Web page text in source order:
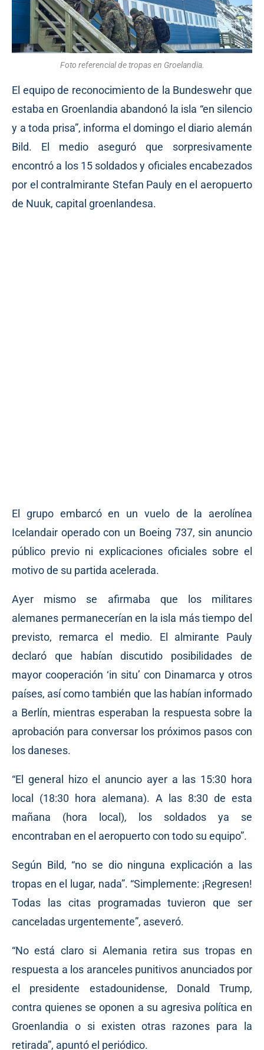
Foto referencial de tropas en Groelandia.
El equipo de reconocimiento de la Bundeswehr que
estaba en Groenlandia abandonó la isla “en silencio
y a toda prisa”, informa el domingo el diario alemán
Bild. El medio aseguró que sorpresivamente
encontró a los 15 soldados y oficiales encabezados
por el contralmirante Stefan Pauly en el aeropuerto
de Nuuk, capital groenlandesa.
El grupo embarcó en un vuelo de la aerolínea
Icelandair operado con un Boeing 737, sin anuncio
público previo ni explicaciones oficiales sobre el
motivo de su partida acelerada.
Ayer mismo se afirmaba que los militares
alemanes permanecerían en la isla más tiempo del
previsto, remarca el medio. El almirante Pauly
declaró que habían discutido posibilidades de
mayor cooperación ‘in situ’ con Dinamarca y otros
países, así como también que las habían informado
a Berlín, mientras esperaban la respuesta sobre la
aprobación para conversar los próximos pasos con
los daneses.
“El general hizo el anuncio ayer a las 15:30 hora
local (18:30 hora alemana). A las 8:30 de esta
mañana (hora local), los soldados ya se
encontraban en el aeropuerto con todo su equipo”.
Según Bild, “no se dio ninguna explicación a las
tropas en el lugar, nada”. “Simplemente: ¡Regresen!
Todas las citas programadas tuvieron que ser
canceladas urgentemente”, aseveró.
“No está claro si Alemania retira sus tropas en
respuesta a los aranceles punitivos anunciados por
el presidente estadounidense, Donald Trump,
contra quienes se oponen a su agresiva política en
Groenlandia o si existen otras razones para la
retirada”, apuntó el periódico.